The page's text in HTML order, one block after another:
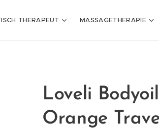
THERAPEUT MASSAGETHERAPIE
Loveli
Orange